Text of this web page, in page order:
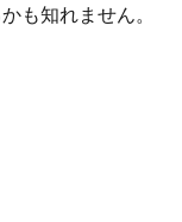
も知れません。